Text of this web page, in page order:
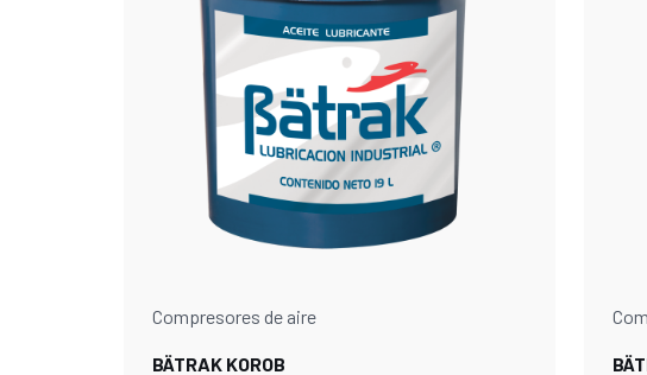
Compresores de aire
BÄTRAK KOROB